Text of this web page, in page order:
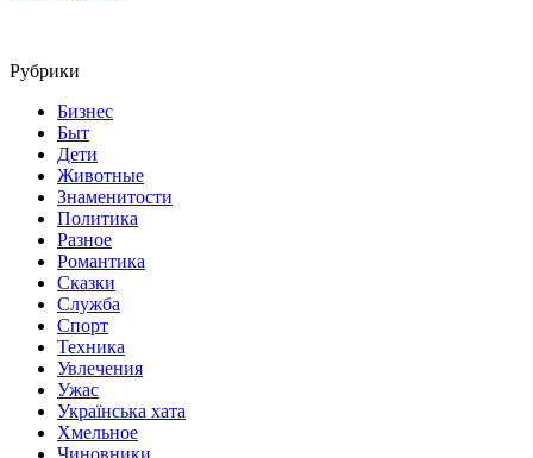
Рубрики
Бизнес
Быт
Дети
Животные
Знаменитости
Политика
Разное
Романтика
Сказки
Служба
Спорт
Техника
Увлечения
Ужас
Українська хата
Хмельное
Чиновники